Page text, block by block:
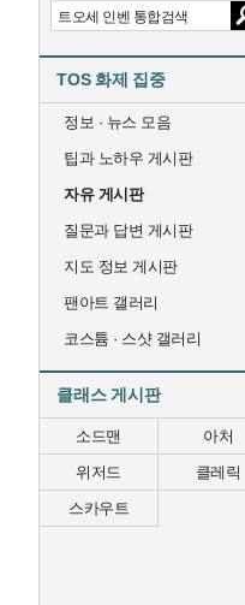
TOS 화제 집중
정보 · 뉴스 모음
팁과 노하우 게시판
자유 게시판
질문과 답변 게시판
지도 정보 게시판
팬아트 갤러리
코스튬 · 스샷 갤러리
클래스 게시판
소드맨
아처
위저드
클레릭
스카우트